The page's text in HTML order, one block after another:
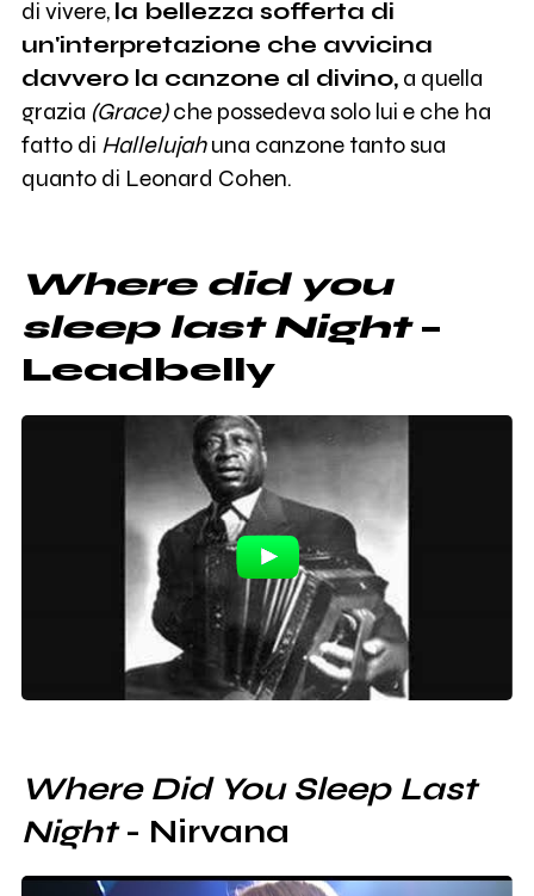
di vivere, la bellezza sofferta di
un'interpretazione che avvicina
davvero la canzone al divino,a quella
grazia (Grace)che possedeva solo lui e che ha
fatto di Hallelujahuna canzone tanto sua
quanto di Leonard Cohen.
Where did you
sleep last Night–
Leadbelly
Where Did You Sleep Last
Night- Nirvana